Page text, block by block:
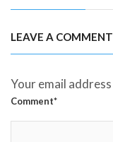
LEAVE A COMMENT
Your email
Comment*